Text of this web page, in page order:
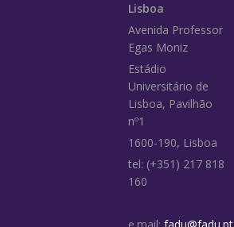
Lisboa
Avenida Professor
Egas Moniz
Estádio
Universitário de
Lisboa, Pavilhão
nº1
1600-190, Lisboa
tel: (+351) 217 818
160